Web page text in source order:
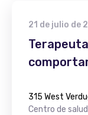
21 de julio de
315 West
Centro de